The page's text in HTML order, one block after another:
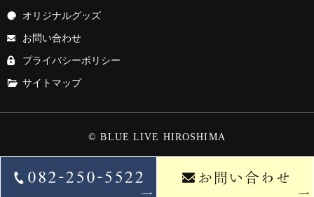
オリジナルグッズ
お問い合わせ
プライバシーポリシー
サイトマップ
© BLUE LIVE HIROSHIMA